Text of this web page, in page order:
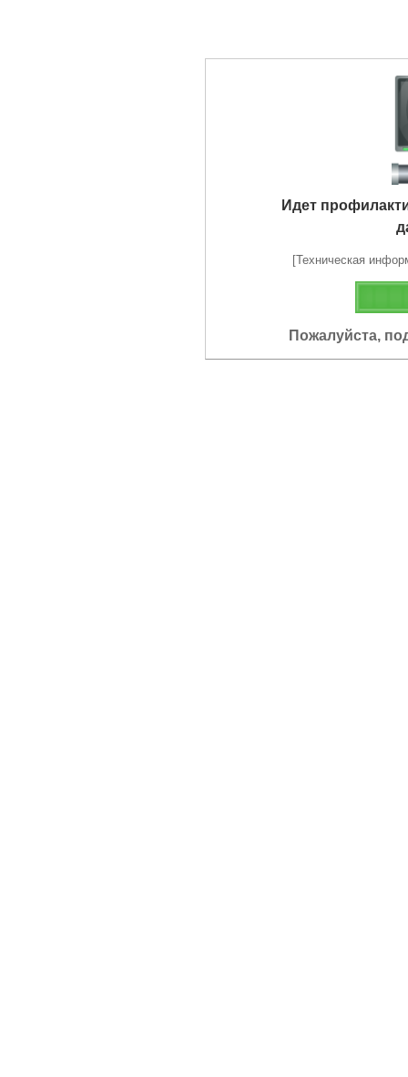
Идет
[Техническая
Пожалуйста,